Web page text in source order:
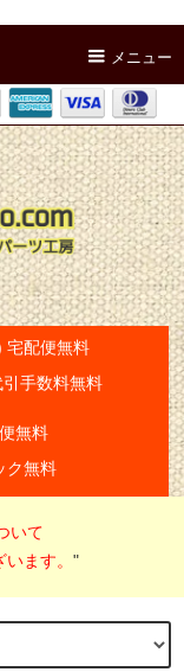
メニュー
宅配便無料
手数料無料
無料
ク無料
いて
います。"